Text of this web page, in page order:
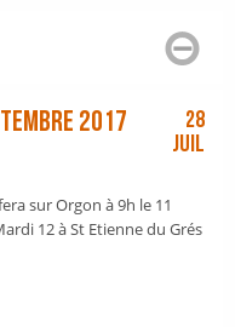
2017
28
Juil
sur Orgon à 9h le 11
12 à St Etienne du Grés